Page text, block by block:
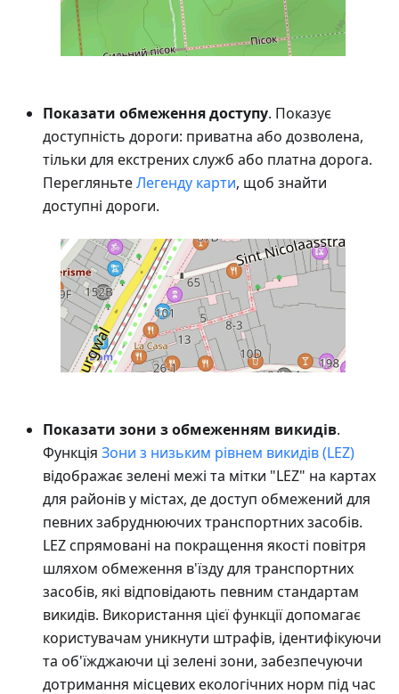
Показати обмеження доступу. Показує
доступність дороги: приватна або дозволена,
тільки для екстрених служб або платна дорога.
ПерегляньтеЛегенду карти, щоб знайти
доступні дороги.
Показати зони з обмеженням викидів.
Функція Зони з низьким рівнем викидів (LEZ)
відображає зелені межі та мітки "LEZ" на картах
для районів у містах, де доступ обмежений для
певних забруднюючих транспортних засобів.
LEZ спрямовані на покращення якості повітря
шляхом обмеження в'їзду для транспортних
засобів, які відповідають певним стандартам
викидів. Використання цієї функції допомагає
користувачам уникнути штрафів, ідентифікуючи
та об'їжджаючи ці зелені зони, забезпечуючи
дотримання місцевих екологічних норм під час